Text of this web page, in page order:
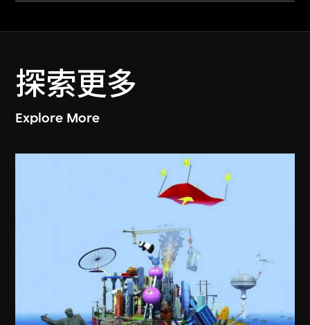
探索更多
Explore More